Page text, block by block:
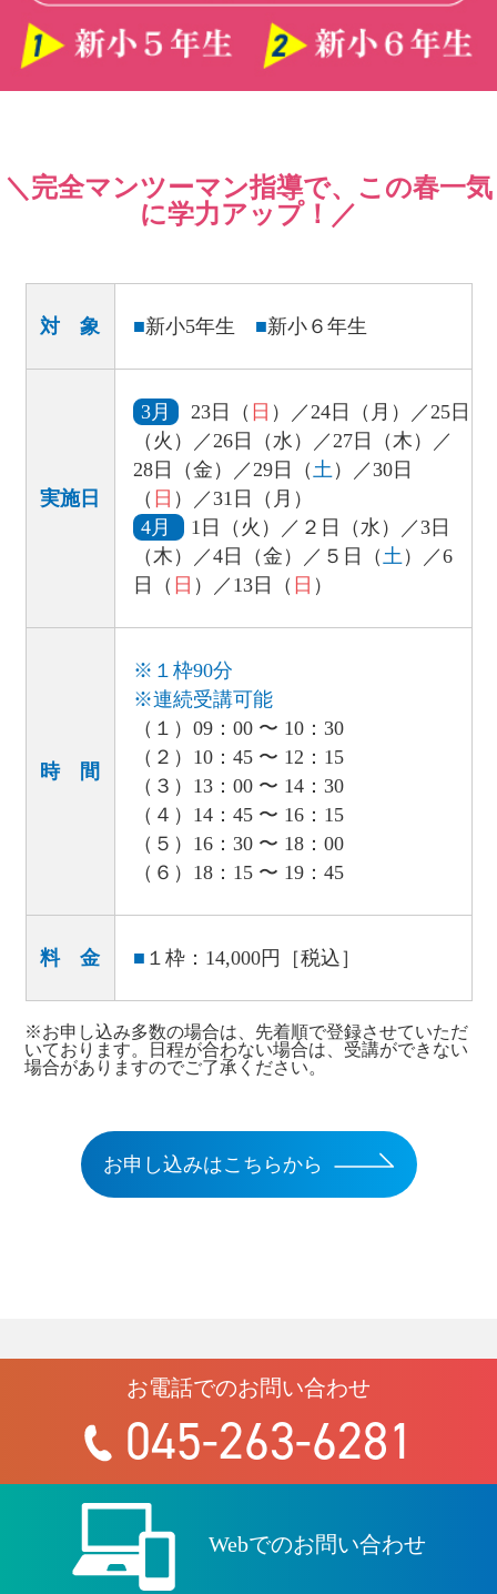
＼完全マンツーマン指導で、この春一気
に学力アップ！／
対 象 ■新小5年生 ■新小６年生
実施日
3月 23日（ 日 ）／24日（月）／25日
（火）／26日（水）／27日（木）／
28日（金）／29日（ 土 ）／30日
（ 日 ）／31日（月）
4月
1日（火）／２日（水）／3日
（木）／4日（金）／５日（ 土 ）／6
日（ 日 ）／13日（ 日 ）
時 間
※１枠90分
※連続受講可能
（１）09：00 〜 10：30
（２）10：45 〜 12：15
（３）13：00 〜 14：30
（４）14：45 〜 16：15
（５）16：30 〜 18：00
（６）18：15 〜 19：45
料 金 ■ １枠：14,000円［税込］
※お申し込み多数の場合は、先着順で登録させていただ
いております。日程が合わない場合は、受講ができない
場合がありますのでご了承ください。
お申し込みはこちらから
お電話でのお問い合わせ
045-263-6281
Webでのお問い合わせ